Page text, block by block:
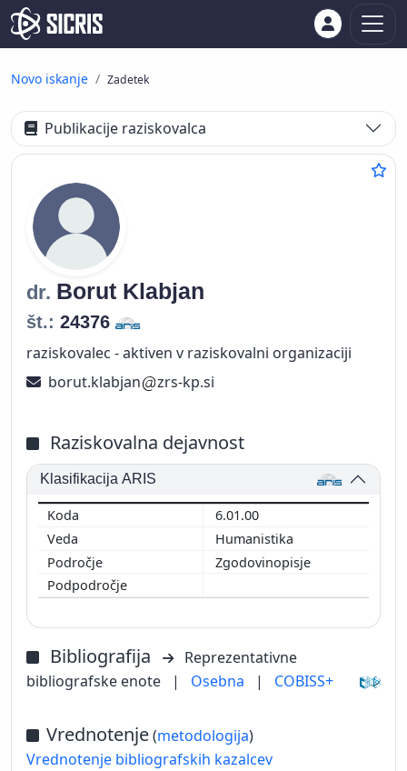
Novo iskanje Zadetek
Publikacije raziskovalca
dr. Borut Klabjan
št.: 24376
raziskovalec - aktiven v raziskovalni organizaciji
borut.klabjan
zrs-kp.si
Raziskovalna dejavnost
Klasifikacija ARIS
6.01.00
Humanistika
Zgodovinopisje
Bibliografija
Reprezentativne
bibliografske enote
| Osebna | COBISS+
Vrednotenje(metodologija)
Vrednotenje bibliografskih kazalcev